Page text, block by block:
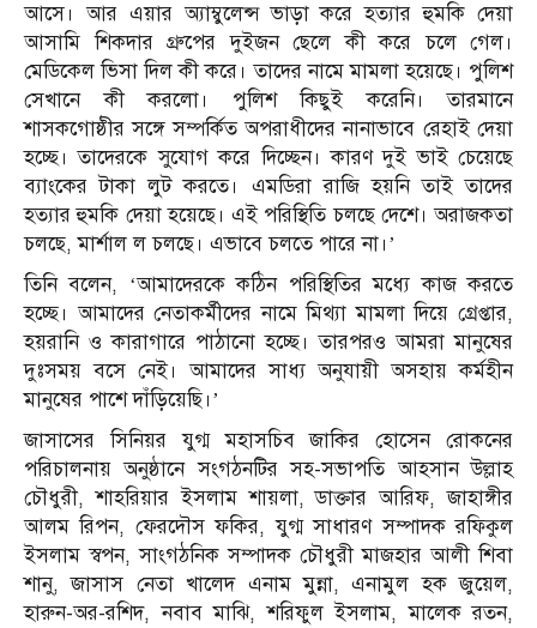
আসে। আর এয়ার অ্যাম্বুলেন্স ভাড়া করে হত্যার হুমকি দেয়া
আসামি শিকদার গ্রুপের দুইজন ছেলে কী করে চলে গেল।
মেডিকেল ভিসা দিল কী করে। তাদের নামে মামলা হয়েছে। পুলিশ
সেখানে কী করলো। পুলিশ কিছুই করেনি। তারমানে
শাসকগোষ্ঠীর সঙ্গে সম্পর্কিত অপরাধীদের নানাভাবে রেহাই দেয়া
হচ্ছে। তাদেরকে সুযোগ করে দিচ্ছেন। কারণ দুই ভাই চেয়েছে
ব্যাংকের টাকা লুট করতে। এমডিরা রাজি হয়নি তাই তাদের
হত্যার হুমকি দেয়া হয়েছে। এই পরিস্থিতি চলছে দেশে। অরাজকতা
চলছে, মার্শাল ল চলছে। এভাবে চলতে পারে না।’
তিনি বলেন, ‘আমাদেরকে কঠিন পরিস্থিতির মধ্যে কাজ করতে
হচ্ছে। আমাদের নেতাকর্মীদের নামে মিথ্যা মামলা দিয়ে গ্রেপ্তার,
হয়রানি ও কারাগারে পাঠানো হচ্ছে। তারপরও আমরা মানুষের
দুঃসময় বসে নেই। আমাদের সাধ্য অনুযায়ী অসহায় কর্মহীন
মানুষের পাশে দাঁড়িয়েছি।’
জাসাসের সিনিয়র যুগ্ম মহাসচিব জাকির হোসেন রোকনের
পরিচালনায় অনুষ্ঠানে সংগঠনটির সহ-সভাপতি আহসান উল্লাহ
চৌধুরী, শাহরিয়ার ইসলাম শায়লা, ডাক্তার আরিফ, জাহাঙ্গীর
আলম রিপন, ফেরদৌস ফকির, যুগ্ম সাধারণ সম্পাদক রফিকুল
ইসলাম স্বপন, সাংগঠনিক সম্পাদক চৌধুরী মাজহার আলী শিবা
শানু, জাসাস নেতা খালেদ এনাম মুন্না, এনামুল হক জুয়েল,
হারুন-অর-রশিদ, নবাব মাঝি, শরিফুল ইসলাম, মালেক রতন,